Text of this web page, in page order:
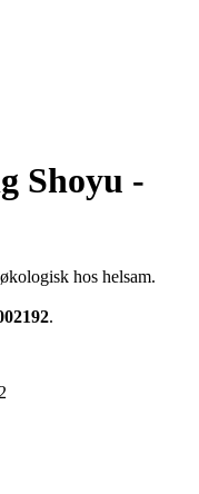
Shoyu -
hos helsam.
.